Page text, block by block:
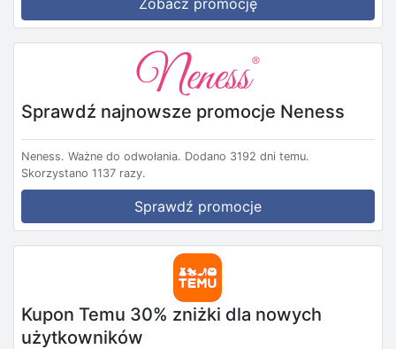
Sprawdź najnowsze promocje Neness
Neness. Ważne do odwołania. Dodano 3192 dni temu.
Skorzystano 1137 razy.
Sprawdź promocje
Kupon Temu 30% zniżki dla nowych
użytkowników